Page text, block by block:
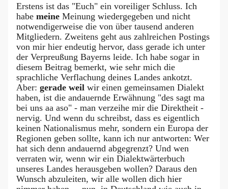
Erstens ist das "Euch" ein voreiliger Schluss. Ich
habe meine Meinung wiedergegeben und nicht
notwendigerweise die von über tausend anderen
Mitgliedern. Zweitens geht aus zahlreichen Postings
von mir hier endeutig hervor, dass gerade ich unter
der Verpreußung Bayerns leide. Ich habe sogar in
diesem Beitrag bemerkt, wie sehr mich die
sprachliche Verflachung deines Landes ankotzt.
Aber: gerade weil wir einen gemeinsamen Dialekt
haben, ist die andauernde Erwähnung "des sagt ma
bei uns aa aso" - man verzeihe mir die Direktheit -
nervig. Und wenn du schreibst, dass es eigentlich
keinen Nationalismus mehr, sondern ein Europa der
Regionen geben sollte, kann ich nur antworten: Wer
hat sich denn andauernd abgegrenzt? Und wen
verraten wir, wenn wir ein Dialektwärterbuch
unseres Landes herausgeben wollen? Daraus den
Wunsch abzuleiten, wir alle wollen dich hier